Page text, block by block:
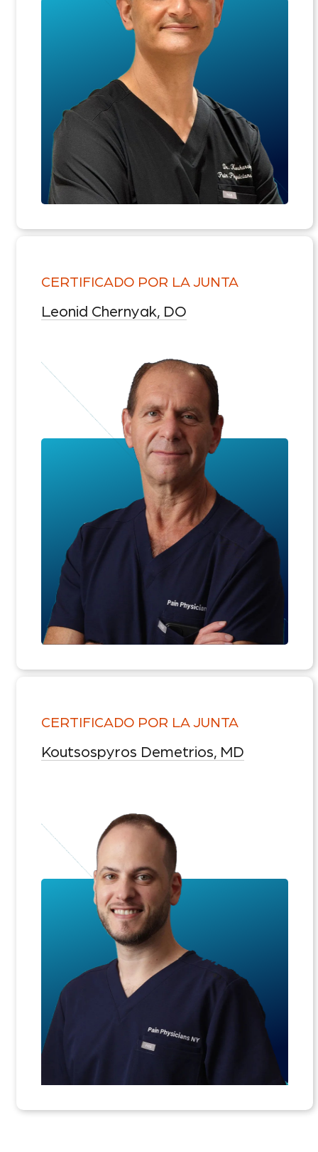
CERTIFICADO POR LA JUNTA
Leonid Chernyak, DO
CERTIFICADO POR LA JUNTA
Koutsospyros Demetrios, MD